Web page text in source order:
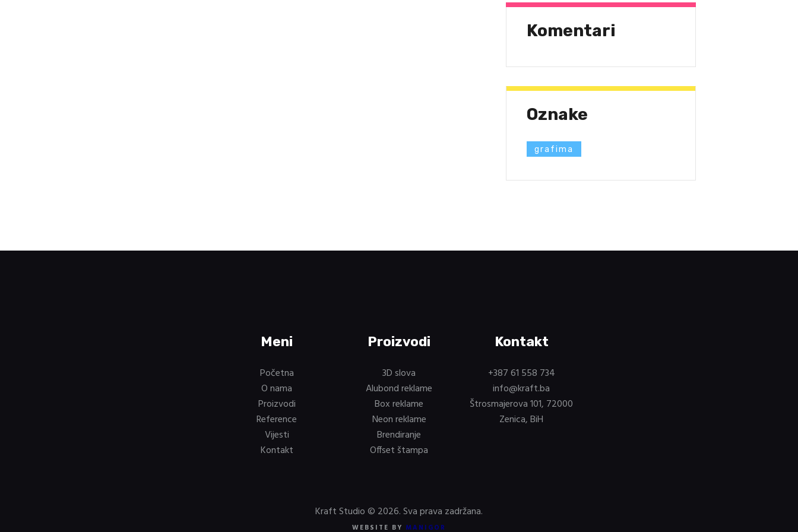
Komentari
Oznake
grafima
Meni
Početna
O nama
Proizvodi
Reference
Vijesti
Kontakt
Proizvodi
3D slova
Alubond reklame
Box reklame
Neon reklame
Brendiranje
Offset štampa
Kontakt
+387 61 558 734
info@kraft.ba
Štrosmajerova 101, 72000
Zenica, BiH
Kraft Studio © 2026. Sva prava zadržana.
WEBSITE BY MANIGOR